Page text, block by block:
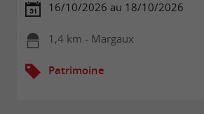
16/10/2026 au 18/10/2026
1,4 km - Margaux
Patrimoine